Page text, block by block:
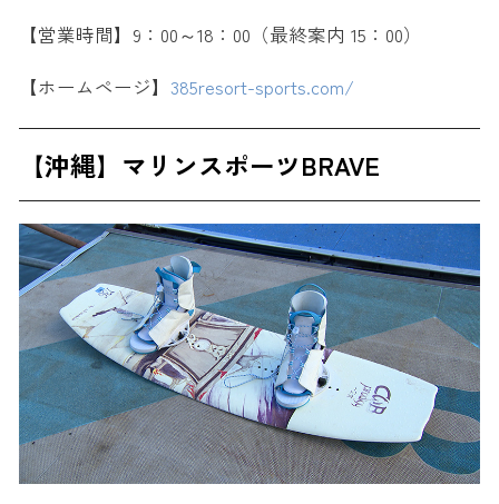
【営業時間】9：00～18：00（最終案内 15：00）
【ホームページ】 385resort-sports.com/
【沖縄】マリンスポーツBRAVE